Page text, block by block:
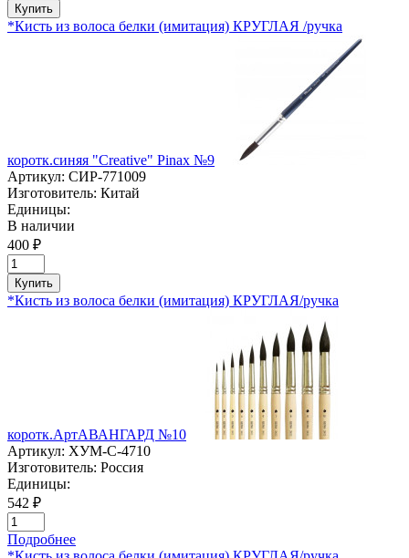
Купить
*Кисть из волоса белки (имитация) КРУГЛАЯ /ручка
коротк.синяя "Creative" Pinaх №9
Артикул: СИР-771009
Изготовитель: Китай
Единицы:
В наличии
400 ₽
Купить
*Кисть из волоса белки (имитация) КРУГЛАЯ/ручка
коротк.АртАВАНГАРД №10
Артикул: ХУМ-C-4710
Изготовитель: Россия
Единицы:
542 ₽
Подробнее